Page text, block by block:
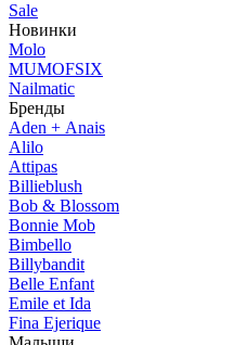
Sale
Новинки
Molo
MUMOFSIX
Nailmatic
Бренды
Aden + Anais
Alilo
Attipas
Billieblush
Bob & Blossom
Bonnie Mob
Bimbello
Billybandit
Belle Enfant
Emile et Ida
Fina Ejerique